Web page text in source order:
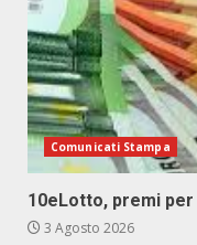
Comunicati Stampa
10eLotto, premi
3 Agosto 2026